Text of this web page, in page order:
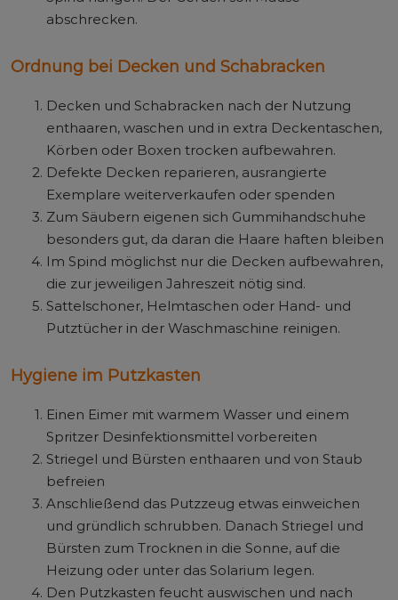
abschrecken.
Ordnung bei Decken und Schabracken
Decken und Schabracken nach der Nutzung
enthaaren, waschen und in extra Deckentaschen,
Körben oder Boxen trocken aufbewahren.
Defekte Decken reparieren, ausrangierte
Exemplare weiterverkaufen oder spenden
Zum Säubern eigenen sich Gummihandschuhe
besonders gut, da daran die Haare haften bleiben
Im Spind möglichst nur die Decken aufbewahren,
die zur jeweiligen Jahreszeit nötig sind.
Sattelschoner, Helmtaschen oder Hand- und
Putztücher in der Waschmaschine reinigen.
Hygiene im Putzkasten
Einen Eimer mit warmem Wasser und einem
Spritzer Desinfektionsmittel vorbereiten
Striegel und Bürsten enthaaren und von Staub
befreien
Anschließend das Putzzeug etwas einweichen
und gründlich schrubben. Danach Striegel und
Bürsten zum Trocknen in die Sonne, auf die
Heizung oder unter das Solarium legen.
Den Putzkasten feucht auswischen und nach